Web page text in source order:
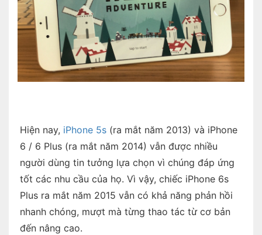
Hiện nay, iPhone 5s(ra mắt năm 2013) và iPhone
6 / 6 Plus (ra mắt năm 2014) vẫn được nhiều
người dùng tin tưởng lựa chọn vì chúng đáp ứng
tốt các nhu cầu của họ. Vì vậy, chiếc iPhone 6s
Plus ra mắt năm 2015 vẫn có khả năng phản hồi
nhanh chóng, mượt mà từng thao tác từ cơ bản
đến nâng cao.